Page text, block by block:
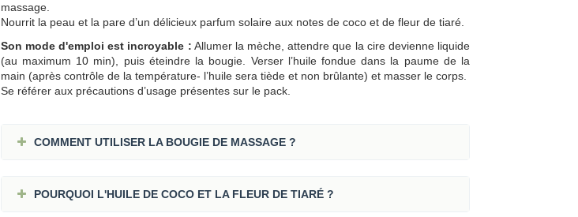
massage.
Nourrit la peau et la pare d’un délicieux parfum solaire aux notes de coco et de fleur de tiaré.
Son mode d'emploi est incroyable : Allumer la mèche, attendre que la cire devienne liquide
(au maximum 10 min), puis éteindre la bougie. Verser l’huile fondue dans la paume de la
main (après contrôle de la température- l’huile sera tiède et non brûlante) et masser le corps.
Se référer aux précautions d’usage présentes sur le pack.
COMMENT UTILISER LA BOUGIE DE MASSAGE ?
POURQUOI L'HUILE DE COCO ET LA FLEUR DE TIARÉ ?